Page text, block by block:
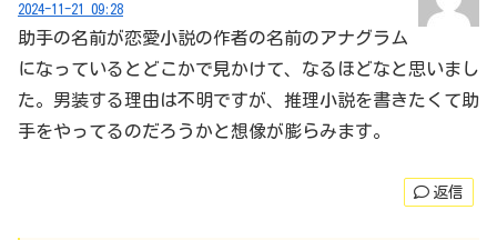
2024-11-21 09:28
助手の名前が恋愛小説の作者の名前のアナグラム
になっているとどこかで見かけて、なるほどなと思いまし
た。男装する理由は不明ですが、推理小説を書きたくて助
手をやってるのだろうかと想像が膨らみます。
返信